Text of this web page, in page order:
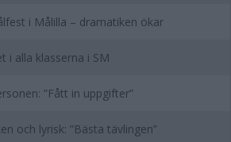
i Målilla – dramatiken ökar
i alla klasserna i SM
”Fått in uppgifter”
och lyrisk: ”Bästa tävlingen”